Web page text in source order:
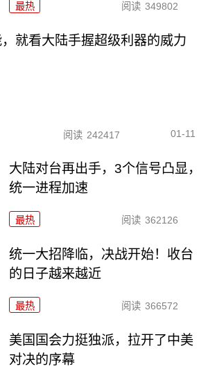
最热 阅读 349802
就看大陆手握超级利器的威力
阅读 242417 01-11
大陆对台再出手，3个信号凸显，
统一进程加速
最热 阅读 362126
统一大招降临，决战开始！收台
的日子越来越近
最热 阅读 366572
美国国会力挺独派，拉开了中美
对决的序幕